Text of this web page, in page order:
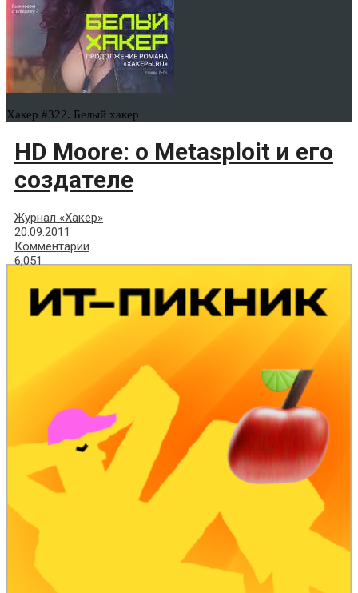
Хакер #322. Белый хакер
HD Moore: о Metasploit и его
создателе
Журнал «Хакер»
20.09.2011
Комментарии
6,051